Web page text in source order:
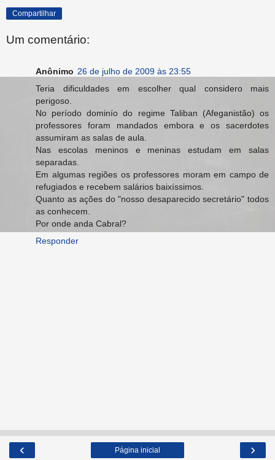
Compartilhar
Um comentário:
Anônimo 26 de julho de 2009 às 23:55
Teria dificuldades em escolher qual considero mais
perigoso.
No período dominío do regime Taliban (Afeganistão) os
professores foram mandados embora e os sacerdotes
assumiram as salas de aula.
Nas escolas meninos e meninas estudam em salas
separadas.
Em algumas regiões os professores moram em campo de
refugiados e recebem salários baixíssimos.
Quanto as ações do "nosso desaparecido secretário" todos
as conhecem.
Por onde anda Cabral?
Responder
‹ ›
Página inicial